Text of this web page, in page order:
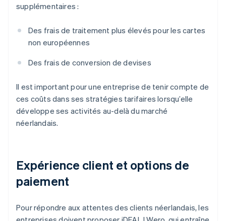
supplémentaires :
Des frais de traitement plus élevés pour les cartes
non européennes
Des frais de conversion de devises
Il est important pour une entreprise de tenir compte de
ces coûts dans ses stratégies tarifaires lorsqu’elle
développe ses activités au-delà du marché
néerlandais.
Expérience client et options de
paiement
Pour répondre aux attentes des clients néerlandais, les